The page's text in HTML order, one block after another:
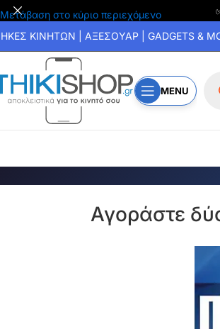
Μετάβαση στο κύριο περιεχόμενο
ΚΙΝΗΤΩΝ | ΑΞΕΣΟΥΑΡ | GADGETS &
MENU
Αγοράστε